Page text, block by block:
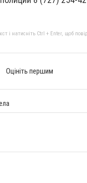
і натисніть Ctrl + Enter, щоб
Оцініть першим